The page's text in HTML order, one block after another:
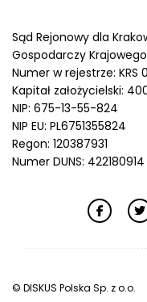
Sąd Rejonowy dla
Gospodarczy
Numer w rejestrze: KRS
Kapitał założycielski:
NIP: 675-13-55-824
NIP EU: PL6751355824
Regon: 120387931
Numer DUNS: 422180914
© DISKUS Polska Sp. z o.o.